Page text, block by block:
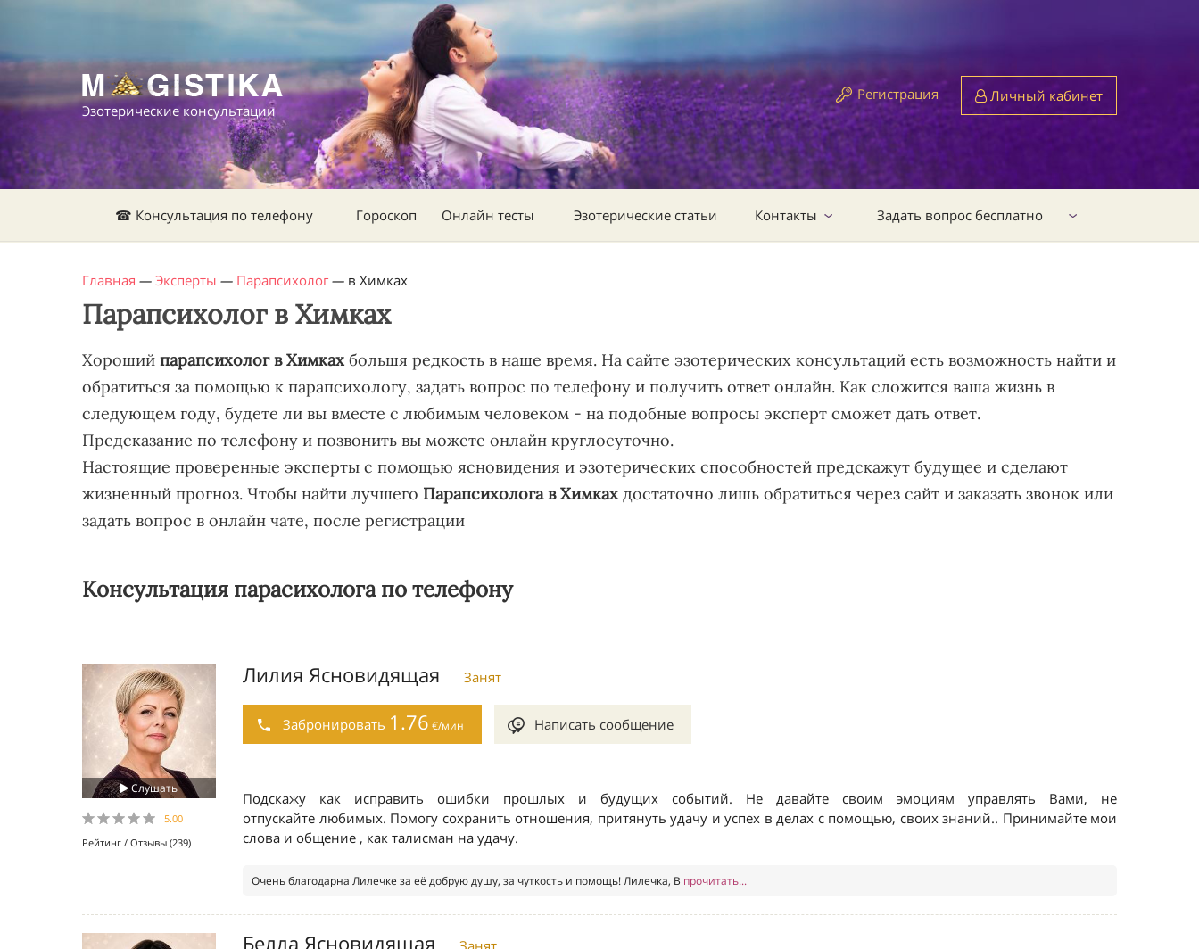
Эзотерические консультации
Регистрация Личный кабинет
☎ Консультация по телефону Гороскоп Онлайн тесты Эзотерические статьи Контакты Задать вопрос бесплатно
Главная — Эксперты — Парапсихолог — в Химках
Парапсихолог в Химках
Хороший парапсихолог в Химках большя редкость в наше время. На сайте эзотерических консультаций есть возможность найти и
обратиться за помощью к парапсихологу, задать вопрос по телефону и получить ответ онлайн. Как сложится ваша жизнь в
следующем году, будете ли вы вместе с любимым человеком - на подобные вопросы эксперт сможет дать ответ.
Предсказание по телефону и позвонить вы можете онлайн круглосуточно.
Настоящие проверенные эксперты с помощью ясновидения и эзотерических способностей предскажут будущее и сделают
жизненный прогноз. Чтобы найти лучшего Парапсихолога в Химках достаточно лишь обратиться через сайт и заказать звонок или
задать вопрос в онлайн чате, после регистрации
Консультация парасихолога по телефону